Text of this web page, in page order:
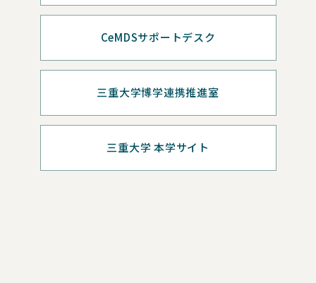
CeMDSサポートデスク
三重大学博学連携推進室
三重大学 本学サイト